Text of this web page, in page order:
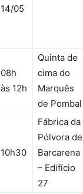
14/05
08h
às 12h
Quinta de
cima do
Marquês
de Pombal
10h30
Fábrica da
Pólvora de
Barcarena
– Edifício
27